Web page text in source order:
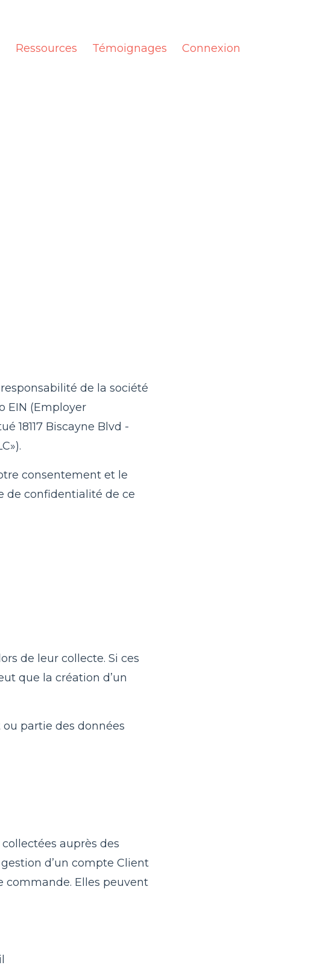
Ressources Témoignages Connexion
de la société
EIN (Employer
18117 Biscayne Blvd -
consentement et le
de confidentialité de ce
de leur collecte. Si ces
que la création d’un
ou partie des données
auprès des
d’un compte Client
commande. Elles peuvent